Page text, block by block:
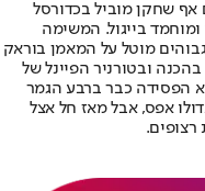
אף שחקן מוביל בכדורסל
בייגול. המשימה
מוטל על המאמן בוראק
ובטורניר הפיינל של
הפסידה כבר ברבע הגמר
אפס, אבל מאז חל אצל
רצופים.